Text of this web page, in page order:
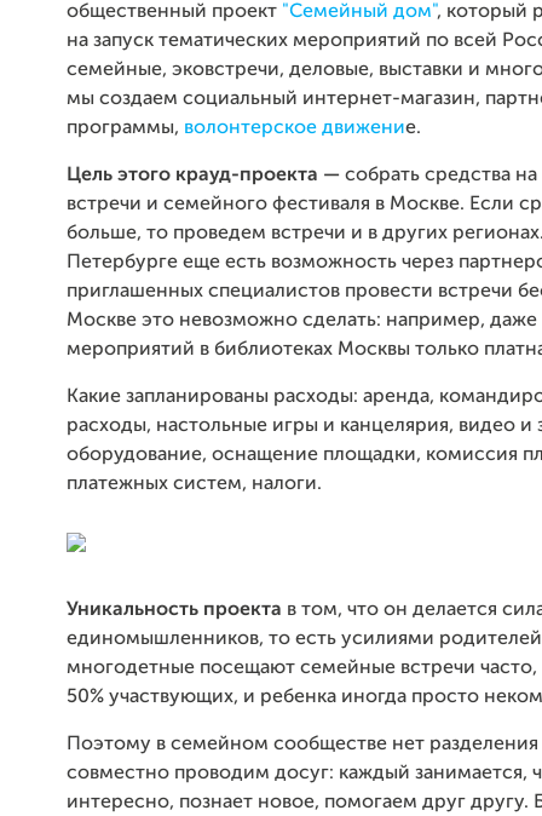
общественный проект "Семейный дом", который
на запуск тематических мероприятий по всей
семейные, эковстречи, деловые, выставки и
мы создаем социальный интернет-магазин,
программы, волонтерское движение.
Цель этого крауд-проекта — собрать средства
встречи и семейного фестиваля в Москве. Если
больше, то проведем встречи и в других
Петербурге еще есть возможность через
приглашенных специалистов провести встречи
Москве это невозможно сделать: например, даже
мероприятий в библиотеках Москвы только
Какие запланированы расходы: аренда,
расходы, настольные игры и канцелярия, видео и
оборудование, оснащение площадки, комиссия
платежных систем, налоги.
Уникальность проекта в том, что он делается
единомышленников, то есть усилиями
многодетные посещают семейные встречи
50% участвующих, и ребенка иногда просто
Поэтому в семейном сообществе нет разделения
совместно проводим досуг: каждый занимается,
интересно, познает новое, помогаем друг другу.